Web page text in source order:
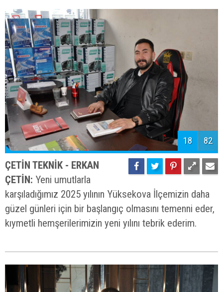
18 82
ÇETİN TEKNİK - ERKAN
ÇETİN: Yeni umutlarla
karşıladığımız 2025 yılının Yüksekova İlçemizin daha
güzel günleri için bir başlangıç olmasını temenni eder,
kıymetli hemşerilerimizin yeni yılını tebrik ederim.